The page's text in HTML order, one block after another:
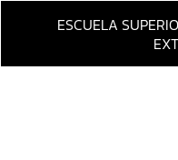
Ir
ESCUELA